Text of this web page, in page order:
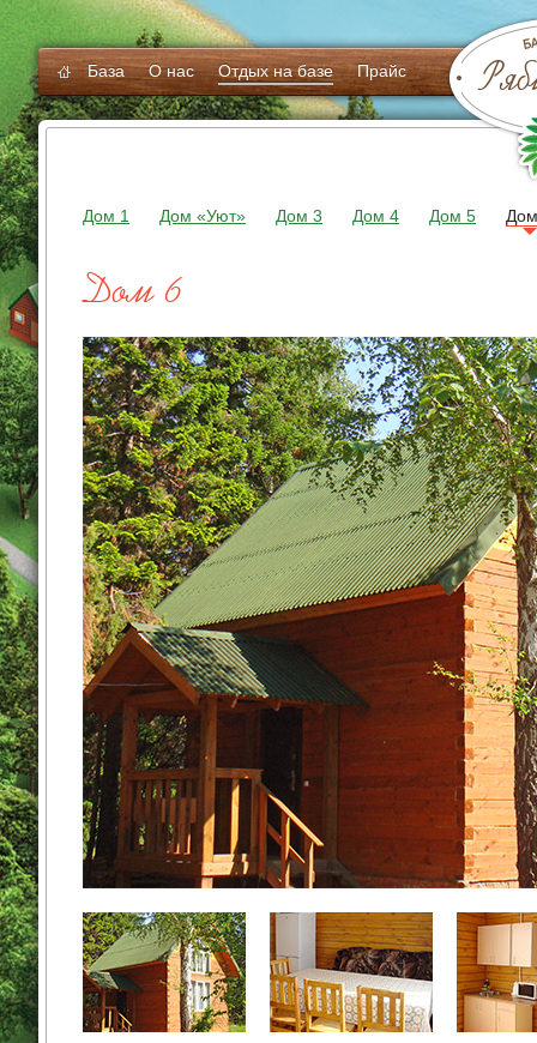
База О нас Отдых на базе Прайс
Дом 1 Дом «Уют» Дом 3 Дом 4 Дом 5
Дом 6